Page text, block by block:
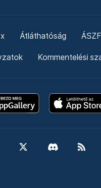
Átláthatóság ÁSZF
Kommentelési